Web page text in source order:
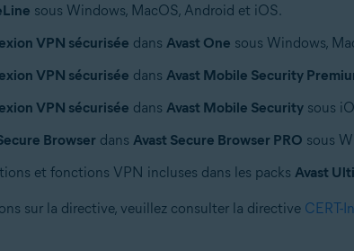
sous Windows, MacOS, Android et iOS.
VPN sécurisée dans Avast One sous Windows,
VPN sécurisée dans Avast Mobile Security
VPN sécurisée dans Avast Mobile Securitysous
Browser dans Avast Secure Browser PRO sous
et fonctions VPN incluses dans les packs Avast
sur la directive, veuillez consulter la directive CERT-In